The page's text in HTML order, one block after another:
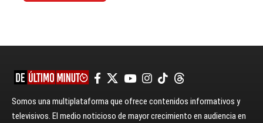
Somos una multiplataforma que ofrece contenidos informativos y
televisivos. El medio noticioso de mayor crecimiento en audiencia en